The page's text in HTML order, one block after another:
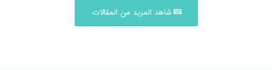
شاهد المزيد من المقالات